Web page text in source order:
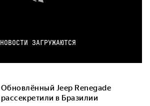
НОВОСТИ ЗАГРУЖАЮТСЯ
Обновлённый Jeep Renegade
рассекретили в Бразилии